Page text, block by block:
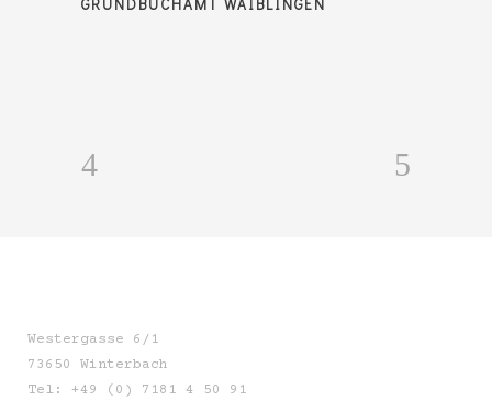
GRUNDBUCHAMT WAIBLINGEN
Westergasse 6/1
73650 Winterbach
Tel: +49 (0) 7181 4 50 91